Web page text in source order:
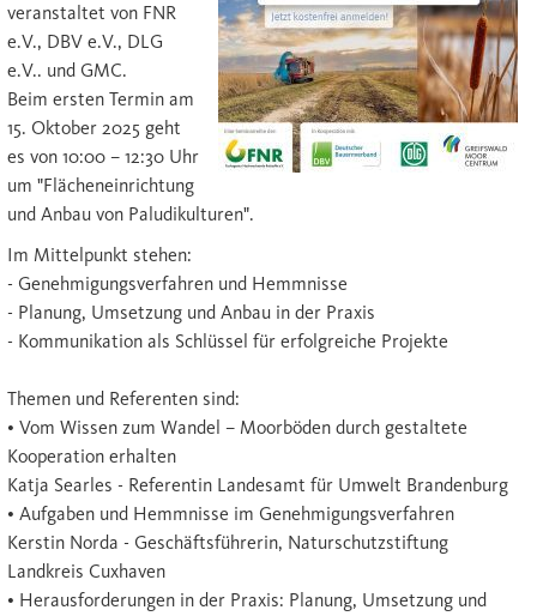
veranstaltet von FNR
e.V., DBV e.V., DLG
e.V.. und GMC.
Beim ersten Termin am
15. Oktober 2025 geht
es von 10:00 – 12:30 Uhr
um "Flächeneinrichtung
und Anbau von Paludikulturen".
Im Mittelpunkt stehen:
- Genehmigungsverfahren und Hemmnisse
- Planung, Umsetzung und Anbau in der Praxis
- Kommunikation als Schlüssel für erfolgreiche Projekte
Themen und Referenten sind:
• Vom Wissen zum Wandel – Moorböden durch gestaltete
Kooperation erhalten
Katja Searles - Referentin Landesamt für Umwelt Brandenburg
• Aufgaben und Hemmnisse im Genehmigungsverfahren
Kerstin Norda - Geschäftsführerin, Naturschutzstiftung
Landkreis Cuxhaven
• Herausforderungen in der Praxis: Planung, Umsetzung und